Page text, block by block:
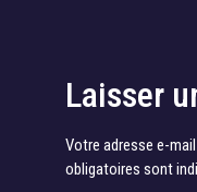
Laisser
Votre adresse e-
obligatoires sont